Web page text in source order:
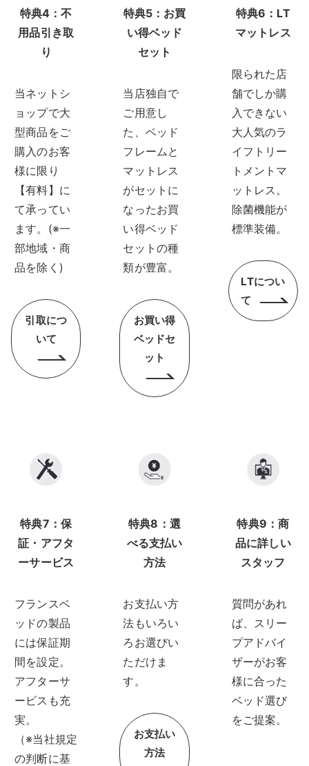
特典4：不
用品引き取
り
当ネットシ
ョップで大
型商品をご
購入のお客
様に限り
【有料】に
て承ってい
ます。(※一
部地域・商
品を除く)
引取につ
いて
特典5：お買
い得ベッド
セット
当店独自で
ご用意し
た、ベッド
フレームと
マットレス
がセットに
なったお買
い得ベッド
セットの種
類が豊富。
お買い得
ベッドセ
ット
特典6：LT
マットレス
限られた店
舗でしか購
入できない
大人気のラ
イフトリー
トメントマ
ットレス。
除菌機能が
標準装備。
LTについ
て
特典7：保
証・アフタ
ーサービス
フランスベ
ッドの製品
には保証期
間を設定。
アフターサ
ービスも充
実。
（※当社規定
の判断に基
特典8：選
べる支払い
方法
お支払い方
法もいろい
ろお選びい
ただけま
す。
お支払い
方法
特典9：商
品に詳しい
スタッフ
質問があれ
ば、スリー
プアドバイ
ザーがお客
様に合った
ベッド選び
をご提案。